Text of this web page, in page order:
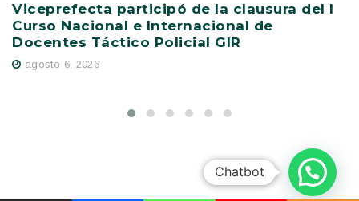
Viceprefecta participó de la clausura del I
Curso Nacional e Internacional de
Docentes Táctico Policial GIR
agosto 6, 2026
Chatbot